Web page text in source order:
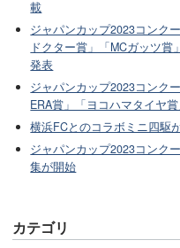
載
ジャパンカップ2023コンク
ドクター賞」「MCガッツ
発表
ジャパンカップ2023コンク
ERA賞」「ヨコハマタイヤ
横浜FCとのコラボミニ四駆
ジャパンカップ2023コンク
集が開始
カテゴリ